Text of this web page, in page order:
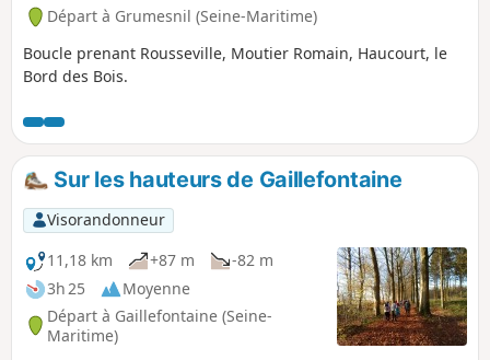
Départ à Grumesnil (Seine-Maritime)
Boucle prenant Rousseville, Moutier Romain, Haucourt, le
Bord des Bois.
Sur les hauteurs de Gaillefontaine
Visorandonneur
11,18 km
+87 m
-82 m
3h 25
Moyenne
Départ à Gaillefontaine (Seine-
Maritime)